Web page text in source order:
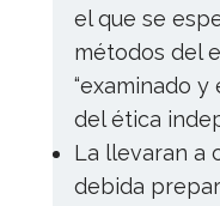
el que se
métodos del
“examinado y
del ética
La llevaran a
debida